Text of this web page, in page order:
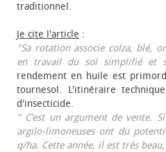
traditionnel.
Je cite l'article :
"Sa rotation associe colza, blé,
en travail du sol simplifié et
rendement en huile est
tournesol. L'itinéraire
d'insecticide.
" C’est un argument de vente.
argilo-limoneuses ont du
q/ha. Cette année, il est très